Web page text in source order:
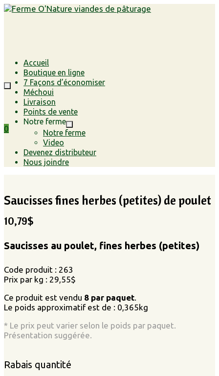
0
Accueil
Boutique en ligne
7 Façons d’économiser
Méchoui
Livraison
Points de vente
Notre ferme
Notre ferme
Video
Devenez distributeur
Nous joindre
Saucisses fines herbes (petites) de poulet
10,79$
Saucisses au poulet, fines herbes (petites)
Code produit : 263
Prix par kg : 29,55$
Ce produit est vendu 8 par paquet.
Le poids approximatif est de : 0,365kg
* Le prix peut varier selon le poids par paquet.
Présentation suggérée.
Rabais quantité